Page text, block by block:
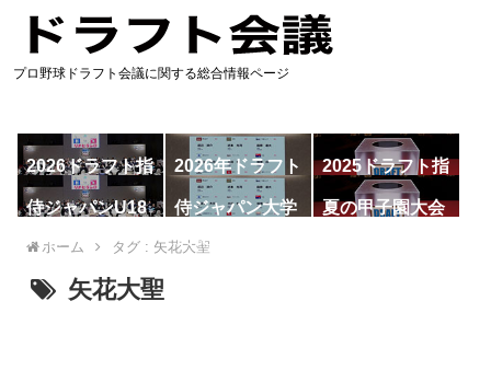
プロ野球ドラフト会議に関する総合情報ページ
2026ドラフト指
名予想
2026年ドラフト
候補
2025ドラフト指
名一覧
侍ジャパンU18
代表
侍ジャパン大学
代表
夏の甲子園大会
ホーム タグ : 矢花大聖
矢花大聖